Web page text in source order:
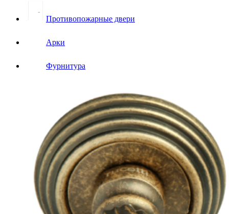
Противопожарные двери
Арки
Фурнитура